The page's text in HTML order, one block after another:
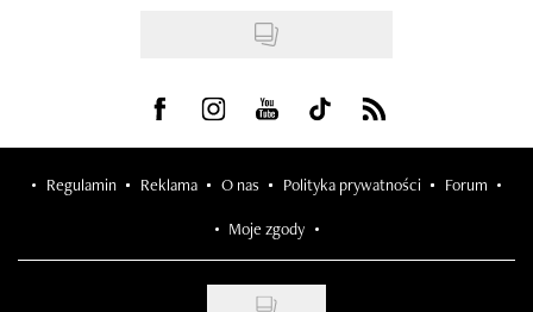
Visit us on Facebook
Visit us on Instagram
Visit us on Youtube
Visit us on Tiktok
Visit us on Rss
Regulamin Reklama O nas Polityka prywatności Forum
Moje zgody